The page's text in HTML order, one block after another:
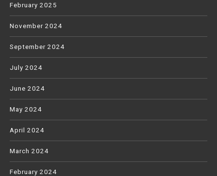
February 2025
November 2024
September 2024
July 2024
June 2024
May 2024
April 2024
March 2024
February 2024